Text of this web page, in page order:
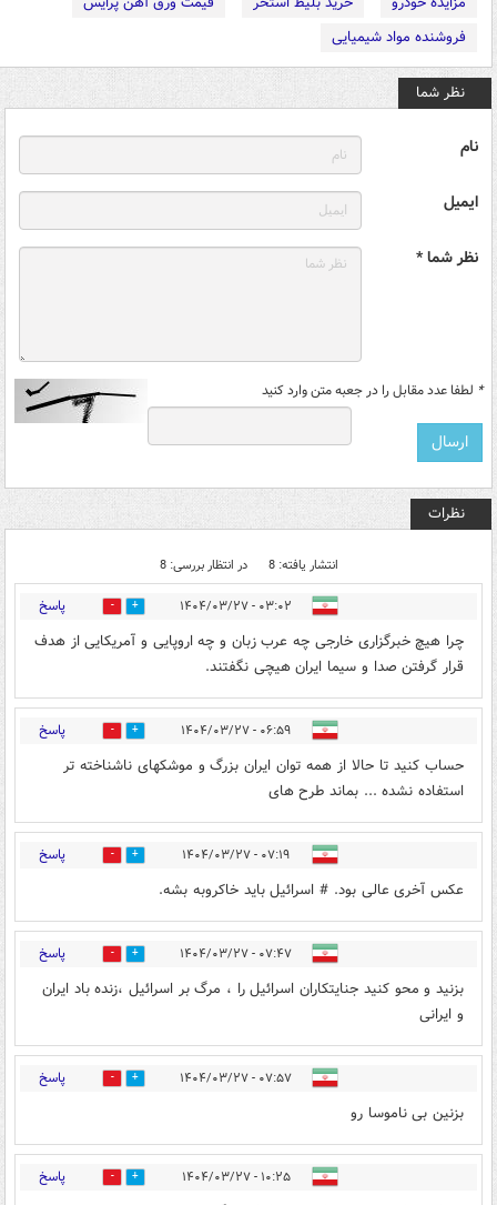
فروشنده مواد شیمیایی
نظر شما
نام
ایمیل
نظر شما *
* لطفا عدد مقابل را در جعبه متن وارد کنید
نظرات
انتشار یافته: 8 در انتظار بررسی: 8
۰۳:۰۲ - ۱۴۰۴/۰۳/۲۷ 1 پاسخ
چرا هیچ خبرگزاری خارجی چه عرب زبان و چه اروپایی و آمریکایی از هدف
قرار گرفتن صدا و سیما ایران هیچی نگفتند.
۰۶:۵۹ - ۱۴۰۴/۰۳/۲۷ 9 پاسخ
حساب کنید تا حالا از همه توان ایران بزرگ و موشکهای ناشناخته تر
استفاده نشده ... بماند طرح های
۰۷:۱۹ - ۱۴۰۴/۰۳/۲۷ 4 پاسخ
عکس آخری عالی بود. # اسرائیل باید خاکروبه بشه.
۰۷:۴۷ - ۱۴۰۴/۰۳/۲۷ 9 پاسخ
بزنید و محو کنید جنایتکاران اسرائیل را ، مرگ بر اسرائیل ،زنده باد ایران
و ایرانی
۰۷:۵۷ - ۱۴۰۴/۰۳/۲۷ 0 پاسخ
بزنین بی ناموسا رو
۱۰:۲۵ - ۱۴۰۴/۰۳/۲۷ 0 پاسخ